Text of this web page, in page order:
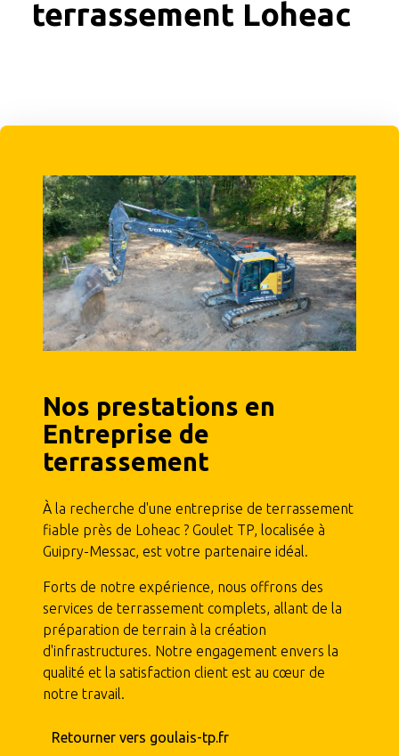
terrassement Loheac
Nos prestations en
Entreprise de
terrassement
À la recherche d'une entreprise de terrassement
fiable près de Loheac ? Goulet TP, localisée à
Guipry-Messac, est votre partenaire idéal.
Forts de notre expérience, nous offrons des
services de terrassement complets, allant de la
préparation de terrain à la création
d'infrastructures. Notre engagement envers la
qualité et la satisfaction client est au cœur de
notre travail.
Retourner vers goulais-tp.fr